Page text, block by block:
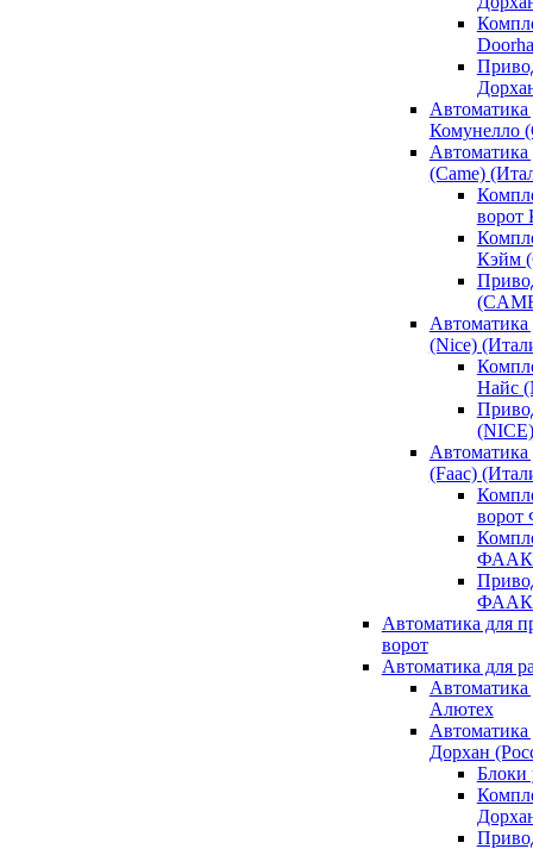
Автоматика
Комунелло
(Came)
ворот
Кэйм
Автоматика
(Nice)
Найс
(NICE)
(Faac)
ФААК
ФААК
Автоматика для
ворот
Автоматика для
Алютех
Дорхан
Блоки